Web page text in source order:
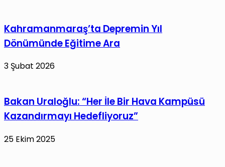
Kahramanmaraş’ta Depremin Yıl
Dönümünde Eğitime Ara
3 Şubat 2026
Bakan Uraloğlu: “Her İle Bir Hava Kampüsü
Kazandırmayı Hedefliyoruz”
25 Ekim 2025